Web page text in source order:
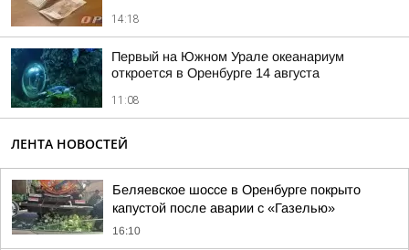
14:18
Первый на Южном Урале океанариум
откроется в Оренбурге 14 августа
11:08
ЛЕНТА НОВОСТЕЙ
Беляевское шоссе в Оренбурге покрыто
капустой после аварии с «Газелью»
16:10